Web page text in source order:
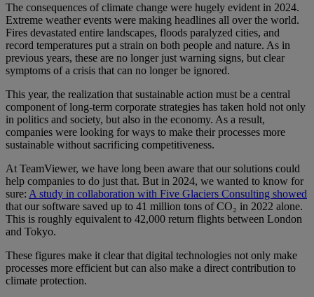
The consequences of climate change were hugely evident in 2024.
Extreme weather events were making headlines all over the world.
Fires devastated entire landscapes, floods paralyzed cities, and
record temperatures put a strain on both people and nature. As in
previous years, these are no longer just warning signs, but clear
symptoms of a crisis that can no longer be ignored.
This year, the realization that sustainable action must be a central
component of long-term corporate strategies has taken hold not only
in politics and society, but also in the economy. As a result,
companies were looking for ways to make their processes more
sustainable without sacrificing competitiveness.
At TeamViewer, we have long been aware that our solutions could
help companies to do just that. But in 2024, we wanted to know for
sure: A study in collaboration with Five Glaciers Consulting showed
that our software saved up to 41 million tons of CO₂ in 2022 alone.
This is roughly equivalent to 42,000 return flights between London
and Tokyo.
These figures make it clear that digital technologies not only make
processes more efficient but can also make a direct contribution to
climate protection.